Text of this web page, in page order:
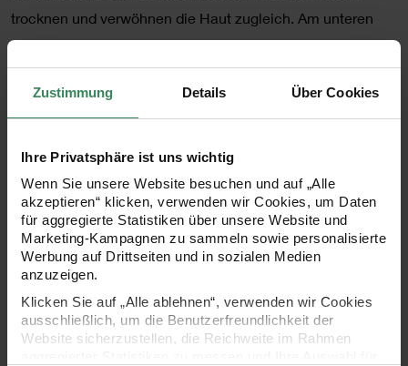
Zustimmung Details Über Cookies
Ihre Privatsphäre ist uns wichtig
Wenn Sie unsere Website besuchen und auf „Alle
akzeptieren“ klicken, verwenden wir Cookies, um Daten
für aggregierte Statistiken über unsere Website und
Marketing-Kampagnen zu sammeln sowie personalisierte
Werbung auf Drittseiten und in sozialen Medien
anzuzeigen.
Klicken Sie auf „Alle ablehnen“, verwenden wir Cookies
ausschließlich, um die Benutzerfreundlichkeit der
Website sicherzustellen, die Reichweite im Rahmen
trocknen und verwöhnen die Haut zugleich. Am unteren
Ende befindet sich eine eingewebte Aidabordüre zum
Besticken. Hier können Sie Ihre Motive ganz nach Lust und
Laune mit Bildern, Mustern oder Namen aufbringen. Ein
Ihrem Badezimmer und auch immer ein sehr schönes
individuelles Geschenk zum Geburtstag, zur Hochzeit, zur
Geburt, zum Jubiläum oder zu Weihnachten. Und wenn Sie
noch eine Anregung für Ihr Stickmotiv brauchen, dann
schauen Sie doch bei unseren zahlreichen Stickbüchern
Maße: 30 x 30 cm